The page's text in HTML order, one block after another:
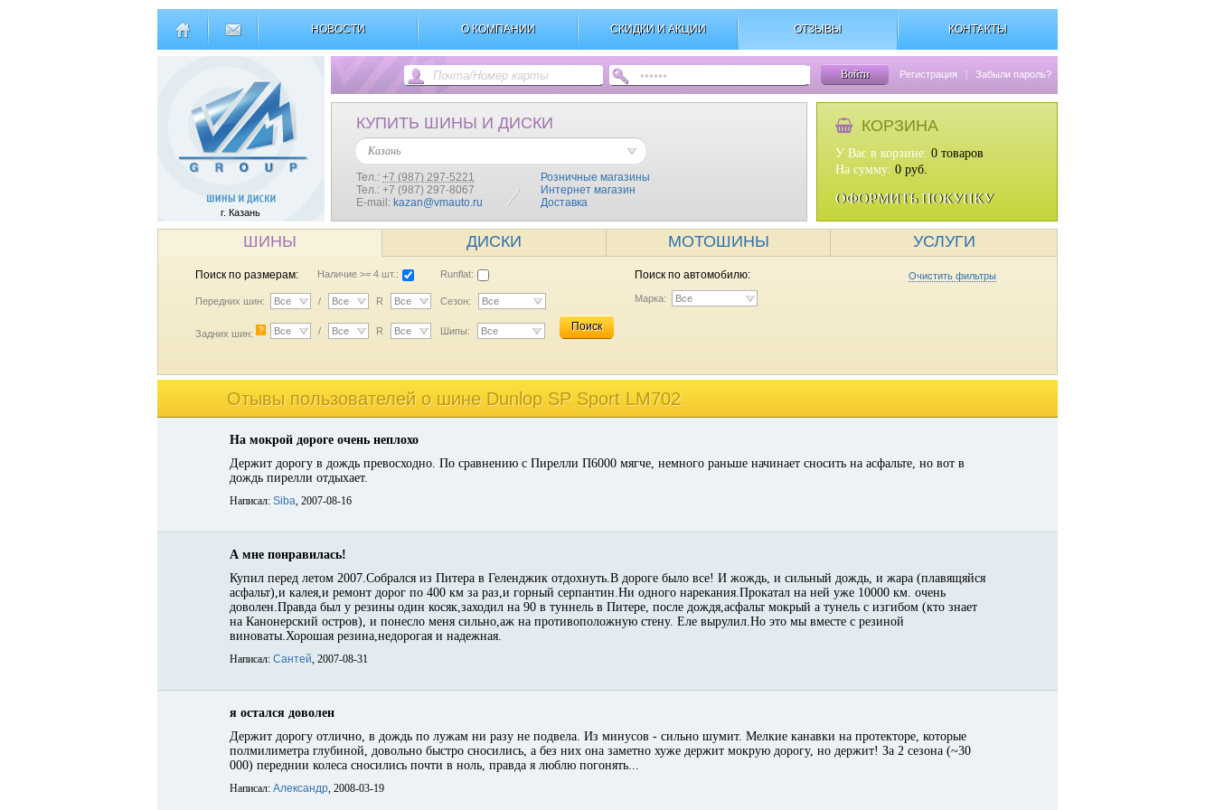
НОВОСТИ О КОМПАНИИ СКИДКИ И АКЦИИ ОТЗЫВЫ КОНТАКТЫ
г. Казань
Войти Регистрация | Забыли пароль?
КУПИТЬ ШИНЫ И ДИСКИ
Казань
Тел.: +7 (987) 297-5221
Тел.: +7 (987) 297-8067
E-mail: kazan@vmauto.ru
Розничные магазины
Интернет магазин
Доставка
КОРЗИНА
У Вас в корзине: 0 товаров
На сумму: 0 руб.
ОФОРМИТЬ ПОКУПКУ
ШИНЫ ДИСКИ МОТОШИНЫ УСЛУГИ
Поиск по размерам: Наличие >= 4 шт.: Runflat:
Передних шин: Все / Все R Все Сезон: Все
Задних шин: ? Все / Все R Все Шипы: Все Поиск
Поиск по автомобилю: Очистить фильтры
Марка: Все
Отывы пользователей o шине Dunlop SP Sport LM702
На мокрой дороге очень неплохо
Держит дорогу в дождь превосходно. По сравнению с Пирелли П6000 мягче, немного раньше начинает сносить на асфальте, но вот в
дождь пирелли отдыхает.
Написал: Siba, 2007-08-16
А мне понравилась!
Купил перед летом 2007.Собрался из Питера в Геленджик отдохнуть.В дороге было все! И жождь, и сильный дождь, и жара (плавящяйся
асфальт),и калея,и ремонт дорог по 400 км за раз,и горный серпантин.Ни одного нарекания.Прокатал на ней уже 10000 км. очень
доволен.Правда был у резины один косяк,заходил на 90 в туннель в Питере, после дождя,асфальт мокрый а тунель с изгибом (кто знает
на Канонерский остров), и понесло меня сильно,аж на противоположную стену. Еле вырулил.Но это мы вместе с резиной
виноваты.Хорошая резина,недорогая и надежная.
Написал: Сантей, 2007-08-31
я остался доволен
Держит дорогу отлично, в дождь по лужам ни разу не подвела. Из минусов - сильно шумит. Мелкие канавки на протекторе, которые
полмилиметра глубиной, довольно быстро сносились, а без них она заметно хуже держит мокрую дорогу, но держит! За 2 сезона (~30
000) переднии колеса сносились почти в ноль, правда я люблю погонять...
Написал: Александр, 2008-03-19